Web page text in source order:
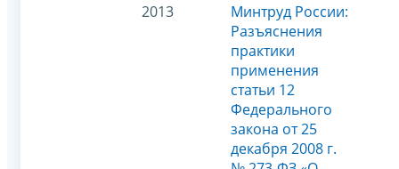
2013
Минтруд России:
Разъяснения
практики
применения
статьи 12
Федерального
закона от 25
декабря 2008 г.